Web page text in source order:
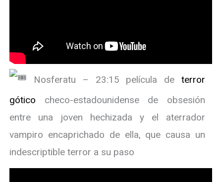
Nosferatu – 23:15 película de terror
gótico checo-estadounidense de obsesión
entre una joven hechizada y el aterrador
vampiro encaprichado de ella, que causa un
indescriptible terror a su paso